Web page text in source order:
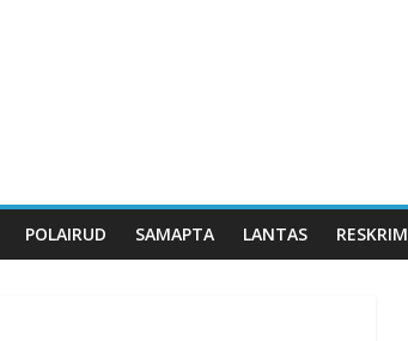
POLAIRUD SAMAPTA LANTAS RESKRIM